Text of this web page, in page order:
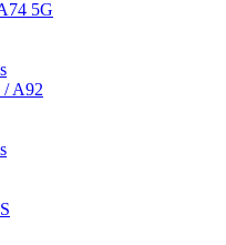
5G
/ A92